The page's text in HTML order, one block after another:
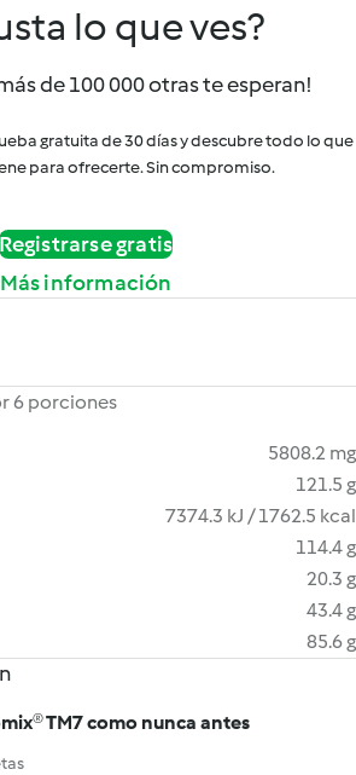
lo que ves?
de 100 000 otras te esperan!
gratuita de 30 días y descubre todo lo que
para ofrecerte. Sin compromiso.
Registrarse gratis
Más información
6 porciones
5808.2 mg
121.5 g
7374.3 kJ / 1762.5 kcal
114.4 g
20.3 g
43.4 g
85.6 g
TM7 como nunca antes